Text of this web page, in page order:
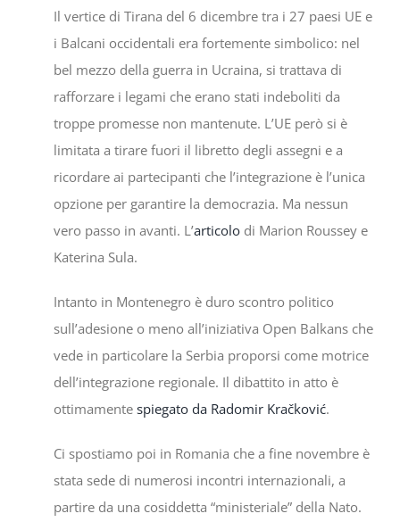
Il vertice di Tirana del 6 dicembre tra i 27 paesi UE e
i Balcani occidentali era fortemente simbolico: nel
bel mezzo della guerra in Ucraina, si trattava di
rafforzare i legami che erano stati indeboliti da
troppe promesse non mantenute. L’UE però si è
limitata a tirare fuori il libretto degli assegni e a
ricordare ai partecipanti che l’integrazione è l’unica
opzione per garantire la democrazia. Ma nessun
vero passo in avanti. L’articolodi Marion Roussey e
Katerina Sula.
Intanto in Montenegro è duro scontro politico
sull’adesione o meno all’iniziativa Open Balkans che
vede in particolare la Serbia proporsi come motrice
dell’integrazione regionale. Il dibattito in atto è
ottimamente spiegato da Radomir Kračković.
Ci spostiamo poi in Romania che a fine novembre è
stata sede di numerosi incontri internazionali, a
partire da una cosiddetta “ministeriale” della Nato.